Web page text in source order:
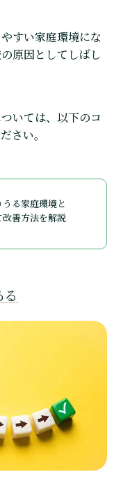
すい家庭環境にな
原因としてしばし
いては、以下のコ
さい。
る家庭環境と
善方法を解説